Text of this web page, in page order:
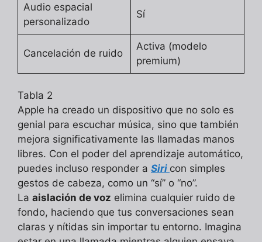
Audio espacial
personalizado
Sí
Cancelación de ruido
Activa (modelo
premium)
Tabla 2
Apple ha creado un dispositivo que no solo es
genial para escuchar música, sino que también
mejora significativamente las llamadas manos
libres. Con el poder del aprendizaje automático,
puedes incluso responder a Siri con simples
gestos de cabeza, como un “sí” o “no”.
La aislación de voz elimina cualquier ruido de
fondo, haciendo que tus conversaciones sean
claras y nítidas sin importar tu entorno. Imagina